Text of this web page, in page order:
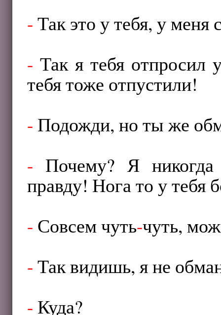
-Так это у тебя, у меня
- Так я тебя отпросил
тебя тоже отпустили!
- Подожди, но ты же
- Почему? Я
правду! Нога то у тебя
- Совсем чуть-чуть,
-Так видишь, я не
- Куда?